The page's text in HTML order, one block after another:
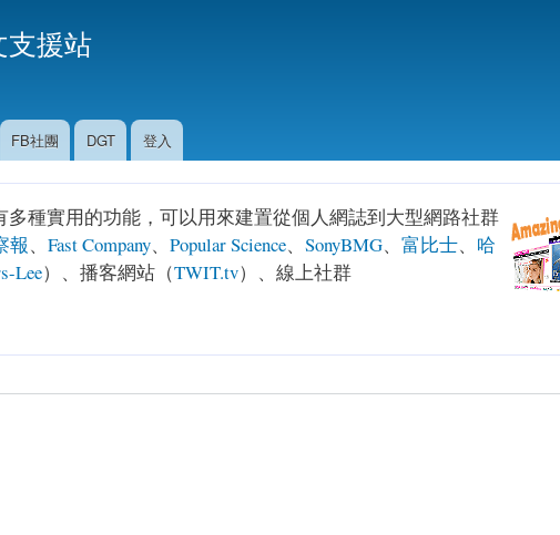
支援站
FB社團 DGT 登入
種實用的功能，可以用來建置從個人網誌到大型網路社群
報、 Fast Company、 Popular Science、 SonyBMG、 富比士、 哈
Lee）、播客網站（TWIT.tv）、線上社群